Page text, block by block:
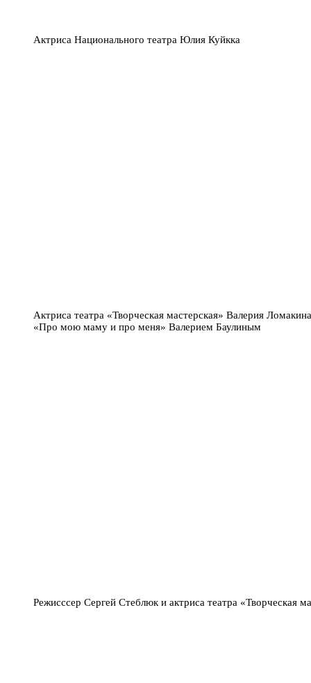
Актриса Национального театра Юлия Куйкка
Актриса театра «Творческая мастерская» Валерия
«Про мою маму и про меня» Валерием Баулиным
Режисссер Сергей Стеблюк и актриса театра «Творческая